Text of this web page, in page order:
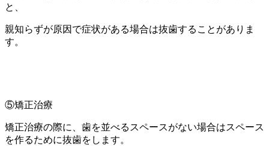
と、
親知らずが原因で症状がある場合は抜歯することがありま
す。
⑤矯正治療
矯正治療の際に、歯を並べるスペースがない場合はスペース
を作るために抜歯をします。